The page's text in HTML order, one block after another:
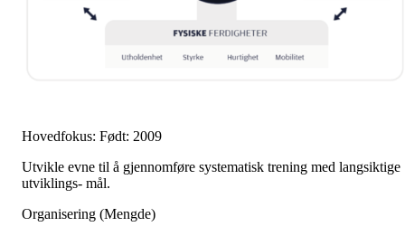
Hovedfokus: Født: 2009
Utvikle evne til å gjennomføre systematisk trening med langsiktige
utviklings- mål.
Organisering (Mengde)